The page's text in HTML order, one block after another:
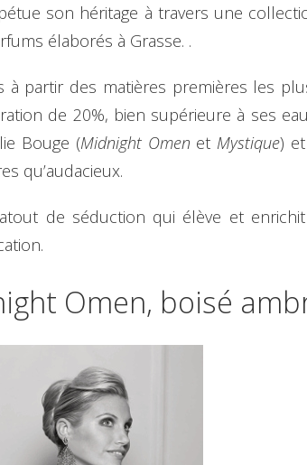
son héritage à travers une
élaborés à Grasse. .
à partir des matières premières les
de 20%, bien supérieure à ses
Bouge (Midnight Omen et Mystique)
qu’audacieux.
de séduction qui élève et
Omen, boisé